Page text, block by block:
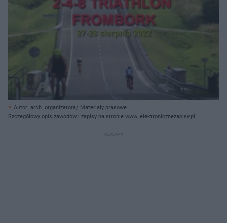
Autor: arch. organizatora/ Materiały prasowe
Szczegółowy opis zawodów i zapisy na stronie www. elektronicznezapisy.pl.